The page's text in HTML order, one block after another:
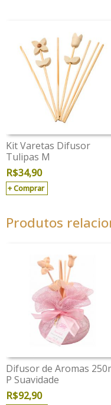
Kit Varetas Difusor
Tulipas M
R$34,90
Comprar
Produtos
Difusor de Aromas
P Suavidade
R$92,90